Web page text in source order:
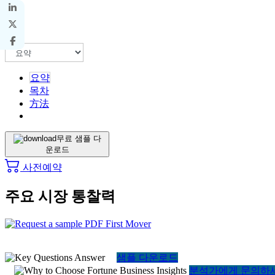
요약
목차
方法
무료 샘플 다
운로드
사전예약
주요 시장 통찰력
샘플 다운로드
분석가에게 문의하